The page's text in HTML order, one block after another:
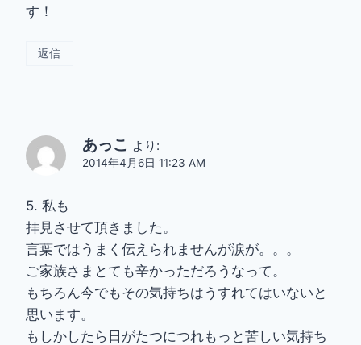
す！
返信
あっこ より:
2014年4月6日 11:23 AM
5. 私も
拝見させて頂きました。
言葉ではうまく伝えられませんが涙が。。。
ご家族さまとても辛かっただろうなって。
もちろん今でもその気持ちはうすれてはいないと
思います。
もしかしたら日がたつにつれもっと苦しい気持ち